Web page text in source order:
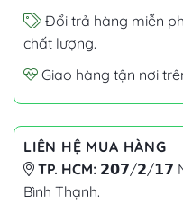
Đổi trả hàng miễn
chất lượng.
Giao hàng tận nơi
LIÊN HỆ MUA HÀNG
TP. HCM: 𝟮𝟬𝟳/𝟮/𝟭𝟳
Bình Thạnh.